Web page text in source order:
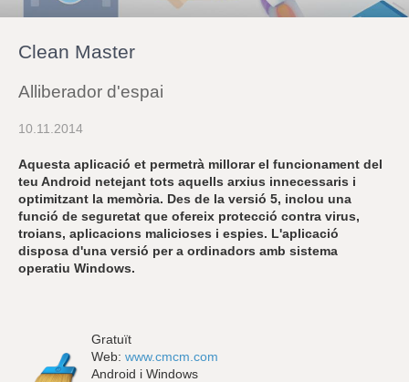
a
Clean Master
Alliberador d'espai
10.11.2014
Aquesta aplicació et permetrà millorar el funcionament del
teu Android netejant tots aquells arxius innecessaris i
optimitzant la memòria. Des de la versió 5, inclou una
funció de seguretat que ofereix protecció contra virus,
troians, aplicacions malicioses i espies. L'aplicació
disposa d'una versió per a ordinadors amb sistema
operatiu Windows.
Gratuït
Web: www.cmcm.com
Android i Windows